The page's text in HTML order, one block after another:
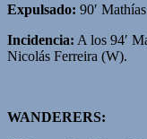
Expulsado: 90′
Incidencia: A los 94′
Nicolás Ferreira (W).
WANDERERS: